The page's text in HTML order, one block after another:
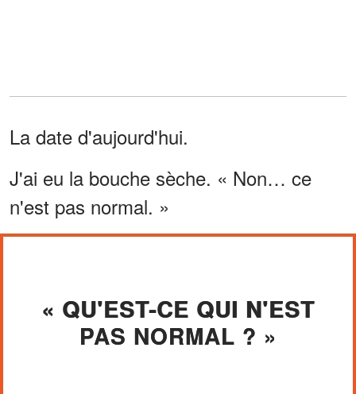
La date d'aujourd'hui.
J'ai eu la bouche sèche. « Non… ce
n'est pas normal. »
« QU'EST-CE QUI N'EST
PAS NORMAL ? »